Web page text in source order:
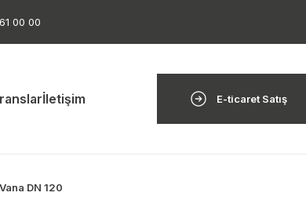
00 00
İletişim E-ticaret Satış
DN 120